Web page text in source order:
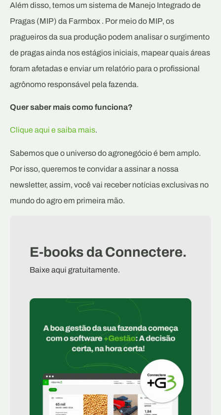
Além disso, temos um sistema de Manejo Integrado de
Pragas (MIP) da Farmbox . Por meio do MIP, os
pragueiros da sua produção podem analisar o surgimento
de pragas ainda nos estágios iniciais, mapear quais áreas
foram afetadas e enviar um relatório para o profissional
agrônomo responsável pela fazenda.
Quer saber mais como funciona?
Clique aqui e saiba mais.
Sabemos que o universo do agronegócio é bem amplo.
Por isso, queremos te convidar a assinar a nossa
newsletter, assim, você vai receber notícias exclusivas no
mundo do agro em primeira mão.
E-books da Connectere.
Baixe aqui gratuitamente.